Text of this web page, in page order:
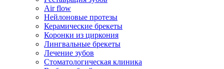
Air flow
Нейлоновые протезы
Керамические брекеты
Коронки из циркония
Лингвальные брекеты
Лечение зубов
Стоматологическая клиника